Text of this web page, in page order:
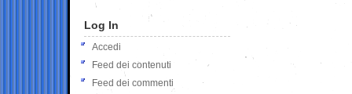
Log In
Accedi
Feed dei contenuti
Feed dei commenti